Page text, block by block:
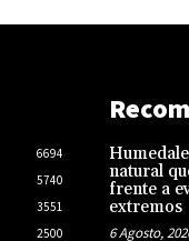
6694
5740
3551
2500
natural
frente a
extremos
6 Agosto,